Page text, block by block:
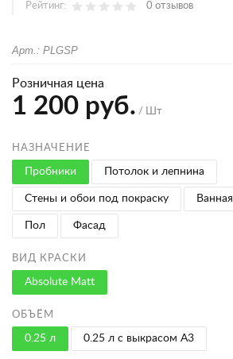
Рейтинг: 0 отзывов
Арт.: PLGSP
Розничная цена
1 200 руб. / Шт
НАЗНАЧЕНИЕ
Пробники Потолок и лепнина
Стены и обои под покраску Ванная
Пол Фасад
ВИД КРАСКИ
Absolute Matt
ОБЪЁМ
0.25 л 0.25 л с выкрасом A3